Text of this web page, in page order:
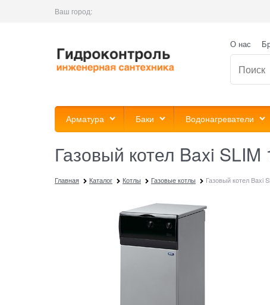
Ваш город:
О нас
Арматура Баки Водонагреватели
Газовый котел Baxi SLIM
Главная Каталог Котлы Газовые котлы Газовый котел Baxi